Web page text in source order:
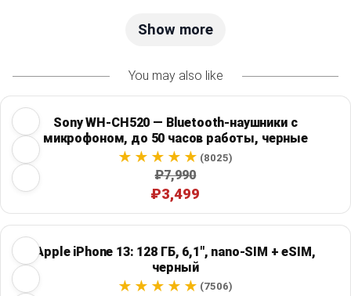
Show more
You may also like
Sony WH-CH520 — Bluetooth-наушники с
микрофоном, до 50 часов работы, черные
(8025)
₽7,990
₽3,499
Apple iPhone 13: 128 ГБ, 6,1", nano-SIM + eSIM,
черный
(7506)